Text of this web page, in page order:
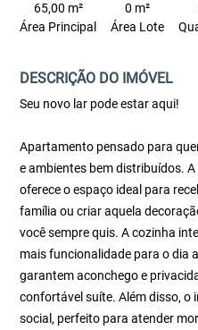
65,00 m²
Área Principal
0 m²
Área Lote
DESCRIÇÃO DO IMÓVEL
Seu novo lar pode estar aqui!
Apartamento pensado para
e ambientes bem distribuídos.
oferece o espaço ideal para
família ou criar aquela
você sempre quis. A cozinha
mais funcionalidade para o dia
garantem aconchego e
confortável suíte. Além disso, o
social, perfeito para atender